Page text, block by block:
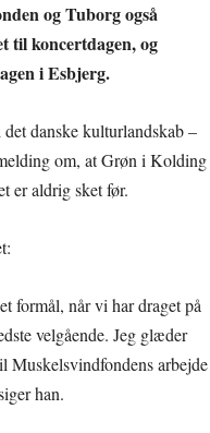
og Tuborg også
til koncertdagen, og
i Esbjerg.
danske kulturlandskab –
om, at Grøn i Kolding
er aldrig sket før.
formål, når vi har draget på
velgående. Jeg glæder
Muskelsvindfondens arbejde
han.